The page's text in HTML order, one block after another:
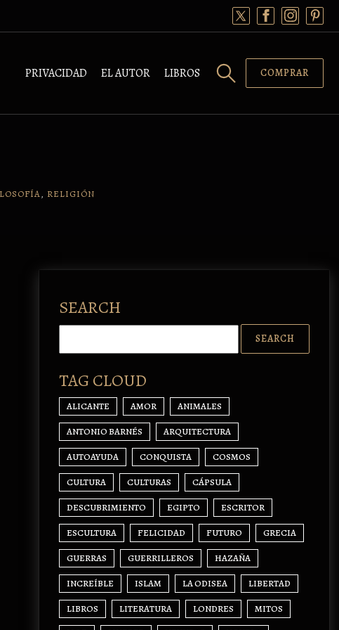
PRIVACIDAD EL AUTOR LIBROS COMPRAR
, RELIGIÓN
SEARCH
TAG CLOUD
ALICANTE AMOR ANIMALES
ANTONIO BARNÉS ARQUITECTURA
AUTOAYUDA CONQUISTA COSMOS
CULTURA CULTURAS CÁPSULA
DESCUBRIMIENTO EGIPTO ESCRITOR
ESCULTURA FELICIDAD FUTURO GRECIA
GUERRAS GUERRILLEROS HAZAÑA
INCREÍBLE ISLAM LA ODISEA LIBERTAD
LIBROS LITERATURA LONDRES MITOS